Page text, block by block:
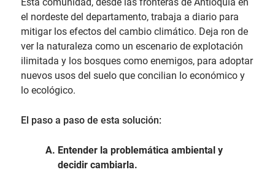
el nordeste del departamento, trabaja a diario para
mitigar los efectos del cambio climático. Deja ron de
ver la naturaleza como un escenario de explotación
ilimitada y los bosques como enemigos, para adoptar
nuevos usos del suelo que concilian lo económico y
lo ecológico.
El paso a paso de esta solución:
Entender la problemática ambiental y
decidir cambiarla.